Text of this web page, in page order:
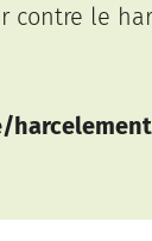
contre le
harcelement